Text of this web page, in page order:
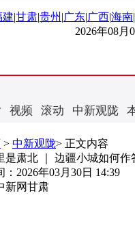
建|甘肃|贵州 |广东|广西|海南|
2026年08月
视频 滚动 中新观陇
> 中新观陇> 正文内容
是肃北 ｜ 边疆小城如何作
2026年03月30日 14:39
新网甘肃